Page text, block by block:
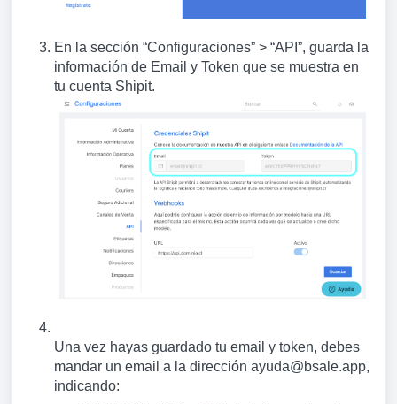
En la sección “Configuraciones” > “API”, guarda la
información de Email y Token que se muestra en
tu cuenta Shipit.
Una vez hayas guardado tu email y token, debes
mandar un email a la dirección ayuda@bsale.app,
indicando: